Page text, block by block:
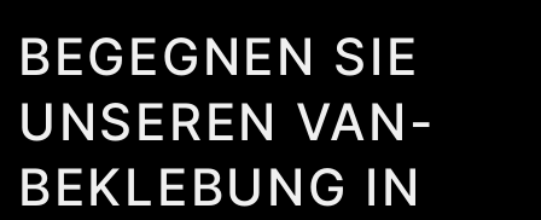
BEGEGNEN SIE
UNSEREN VAN-
BEKLEBUNG IN